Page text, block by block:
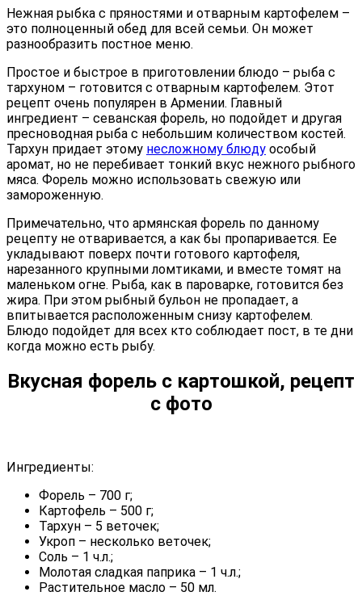
Нежная рыбка с пряностями и отварным картофелем –
это полноценный обед для всей семьи. Он может
разнообразить постное меню.
Простое и быстрое в приготовлении блюдо – рыба с
тархуном – готовится с отварным картофелем. Этот
рецепт очень популярен в Армении. Главный
ингредиент – севанская форель, но подойдет и другая
пресноводная рыба с небольшим количеством костей.
Тархун придает этому несложному блюду особый
аромат, но не перебивает тонкий вкус нежного рыбного
мяса. Форель можно использовать свежую или
замороженную.
Примечательно, что армянская форель по данному
рецепту не отваривается, а как бы пропаривается. Ее
укладывают поверх почти готового картофеля,
нарезанного крупными ломтиками, и вместе томят на
маленьком огне. Рыба, как в пароварке, готовится без
жира. При этом рыбный бульон не пропадает, а
впитывается расположенным снизу картофелем.
Блюдо подойдет для всех кто соблюдает пост, в те дни
когда можно есть рыбу.
Вкусная форель с картошкой, рецепт
с фото
Ингредиенты:
Форель – 700 г;
Картофель – 500 г;
Тархун – 5 веточек;
Укроп – несколько веточек;
Соль – 1 ч.л.;
Молотая сладкая паприка – 1 ч.л.;
Растительное масло – 50 мл.